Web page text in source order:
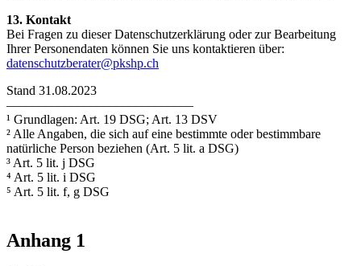
13. Kontakt
Bei Fragen zu dieser Datenschutzerklärung oder zur Bearbeitung
Ihrer Personendaten können Sie uns kontaktieren über:
datenschutzberater@pkshp.ch
Stand 31.08.2023
–––––––––––––––––––––––––––––
¹ Grundlagen: Art. 19 DSG; Art. 13 DSV
² Alle Angaben, die sich auf eine bestimmte oder bestimmbare
natürliche Person beziehen (Art. 5 lit. a DSG)
³ Art. 5 lit. j DSG
⁴ Art. 5 lit. i DSG
⁵ Art. 5 lit. f, g DSG
Anhang 1